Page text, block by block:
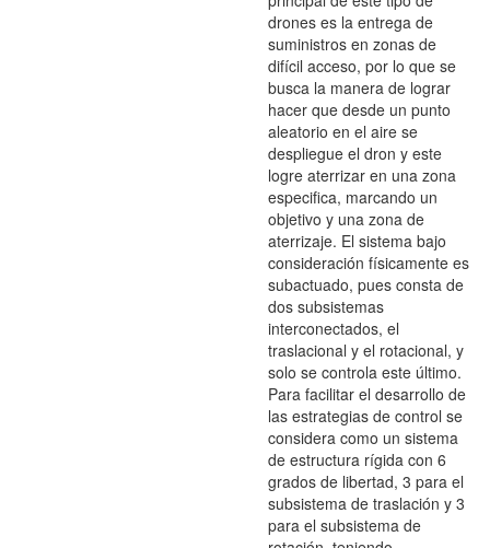
drones es la entrega de
suministros en zonas de
difícil acceso, por lo que se
busca la manera de lograr
hacer que desde un punto
aleatorio en el aire se
despliegue el dron y este
logre aterrizar en una zona
especifica, marcando un
objetivo y una zona de
aterrizaje. El sistema bajo
consideración físicamente es
subactuado, pues consta de
dos subsistemas
interconectados, el
traslacional y el rotacional, y
solo se controla este último.
Para facilitar el desarrollo de
las estrategias de control se
considera como un sistema
de estructura rígida con 6
grados de libertad, 3 para el
subsistema de traslación y 3
para el subsistema de